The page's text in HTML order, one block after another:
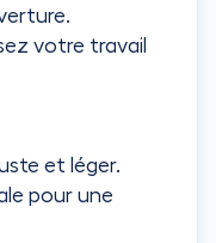
votre travail
et léger.
pour une